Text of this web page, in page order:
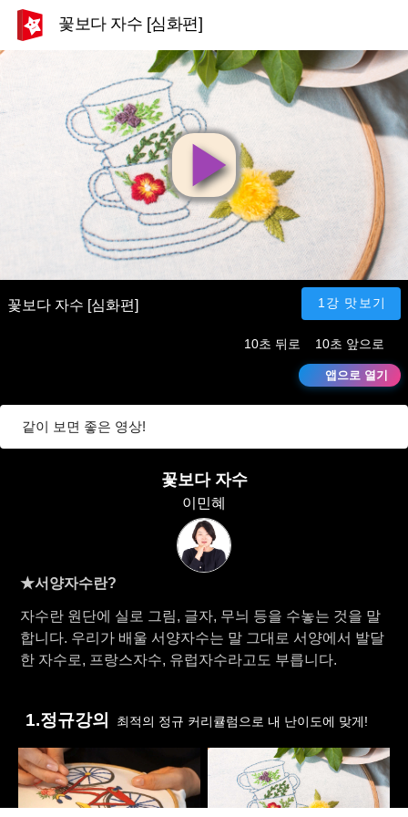
꽃보다 자수 [심화편]
영
상
재
생
꽃보다 자수 [심화편] 1강 맛보기
10초 뒤로 10초 앞으로
앱으로 열기
같이 보면 좋은 영상!
꽃보다 자수
이민혜
★서양자수란?
자수란 원단에 실로 그림, 글자, 무늬 등을 수놓는 것을 말
합니다. 우리가 배울 서양자수는 말 그대로 서양에서 발달
한 자수로, 프랑스자수, 유럽자수라고도 부릅니다.
1.정규강의 최적의 정규 커리큘럼으로 내 난이도에 맞게!